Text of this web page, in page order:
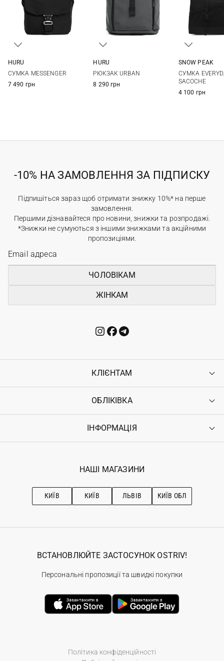
HURU
СУМКА MESSENGER
7 490 грн
HURU
РЮКЗАК URBAN
8 290 грн
SNOW PEAK
СУМКА
SACOCHE
4 100 грн
-10% НА ЗАМОВЛЕННЯ ЗА ПІДПИСКУ
Підпишіться зараз щоб отримати знижку 10%* на перше
замовлення.
Першими дізнавайтеся про новини, знижки та розпродажі.
*Знижки не сумуються з іншими знижками та акційними
пропозиціями.
ЧОЛОВІКАМ
ЖІНКАМ
КЛІЄНТАМ
Контакти
Повернення
Гарантія
ОБЛІКІВКА
Увійти
Ostriv Club+
ІНФОРМАЦІЯ
Наші магазини
Рекомендації з догляду
НАШІ МАГАЗИНИ
КИЇВ КИЇВ ЛЬВІВ КИЇВ ОБЛ
Політика конфіденційності
ВСТАНОВЛЮЙТЕ ЗАСТОСУНОК OSTRIV!
Персональні пропозиції та швидкі покупки